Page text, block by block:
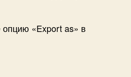
«Export as» в